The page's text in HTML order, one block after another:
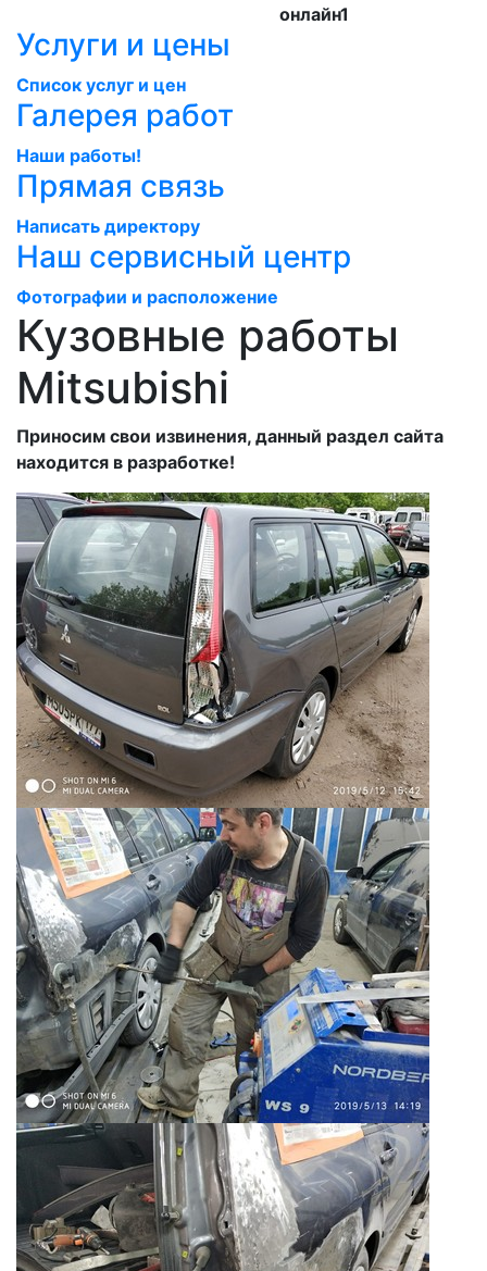
онлайн1
Услуги и цены
Cписок услуг и цен
Галерея работ
Наши работы!
Прямая связь
Написать директору
Наш сервисный центр
Фотографии и расположение
Кузовные работы
Mitsubishi
Приносим свои извинения, данный раздел сайта
находится в разработке!